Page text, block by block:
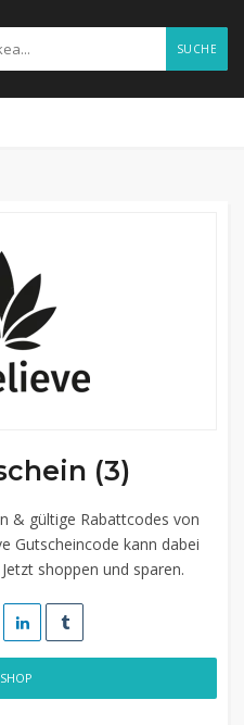
SUCHE
(3)
& gültige Rabattcodes von
Gutscheincode kann dabei
shoppen und sparen.